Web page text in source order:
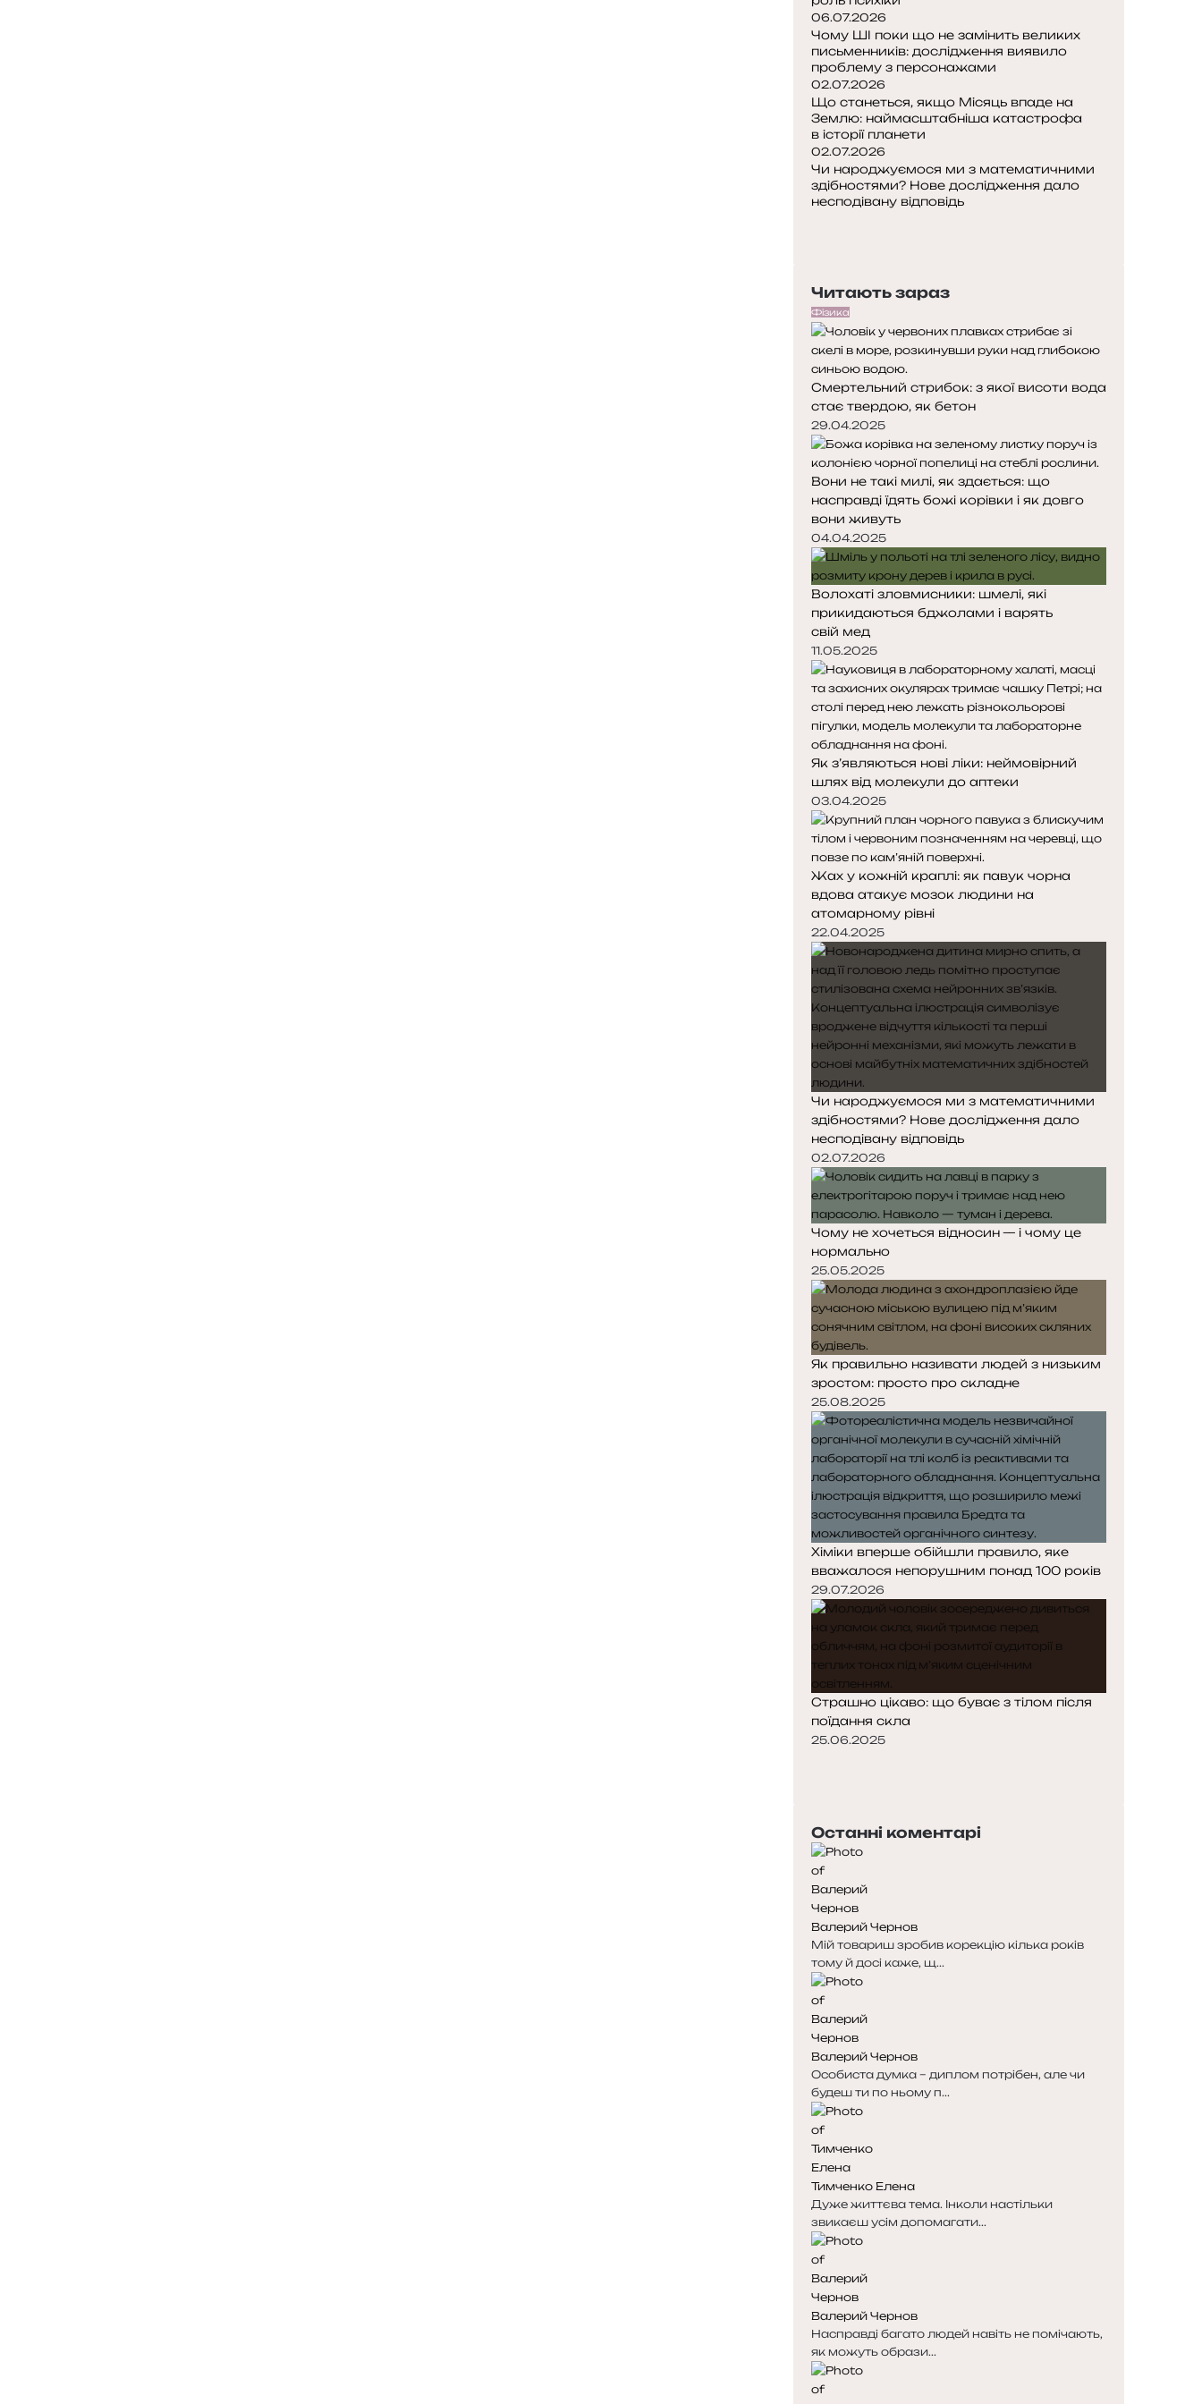
06.07.2026
Чому ШІ поки що не замінить великих
письменників: дослідження виявило
проблему з персонажами
02.07.2026
Що станеться, якщо Місяць впаде на
Землю: наймасштабніша катастрофа
в історії планети
02.07.2026
Чи народжуємося ми з математичними
здібностями? Нове дослідження дало
несподівану відповідь
р
е
д
н
я
с
т
о
р
і
н
к
а
т
у
п
н
а
с
т
о
р
і
н
к
а
Читають зараз
Фізика
Смертельний стрибок: з якої висоти вода
стає твердою, як бетон
29.04.2025
Вони не такі милі, як здається: що
насправді їдять божі корівки і як довго
вони живуть
04.04.2025
Волохаті зловмисники: шмелі, які
прикидаються бджолами і варять
свій мед
11.05.2025
Як з’являються нові ліки: неймовірний
шлях від молекули до аптеки
03.04.2025
Жах у кожній краплі: як павук чорна
вдова атакує мозок людини на
атомарному рівні
22.04.2025
Чи народжуємося ми з математичними
здібностями? Нове дослідження дало
несподівану відповідь
02.07.2026
Чому не хочеться відносин — і чому це
нормально
25.05.2025
Як правильно називати людей з низьким
зростом: просто про складне
25.08.2025
Хіміки вперше обійшли правило, яке
вважалося непорушним понад 100 років
29.07.2026
Страшно цікаво: що буває з тілом після
поїдання скла
25.06.2025
р
е
д
н
я
с
т
о
р
і
н
к
а
т
у
п
н
а
с
т
о
р
і
н
к
а
Останні коментарі
Валерий Чернов
Мій товариш зробив корекцію кілька років
тому й досі каже, щ...
Валерий Чернов
Особиста думка – диплом потрібен, але чи
будеш ти по ньому п...
Тимченко Елена
Дуже життєва тема. Інколи настільки
звикаєш усім допомагати...
Валерий Чернов
Насправді багато людей навіть не помічають,
як можуть образи...